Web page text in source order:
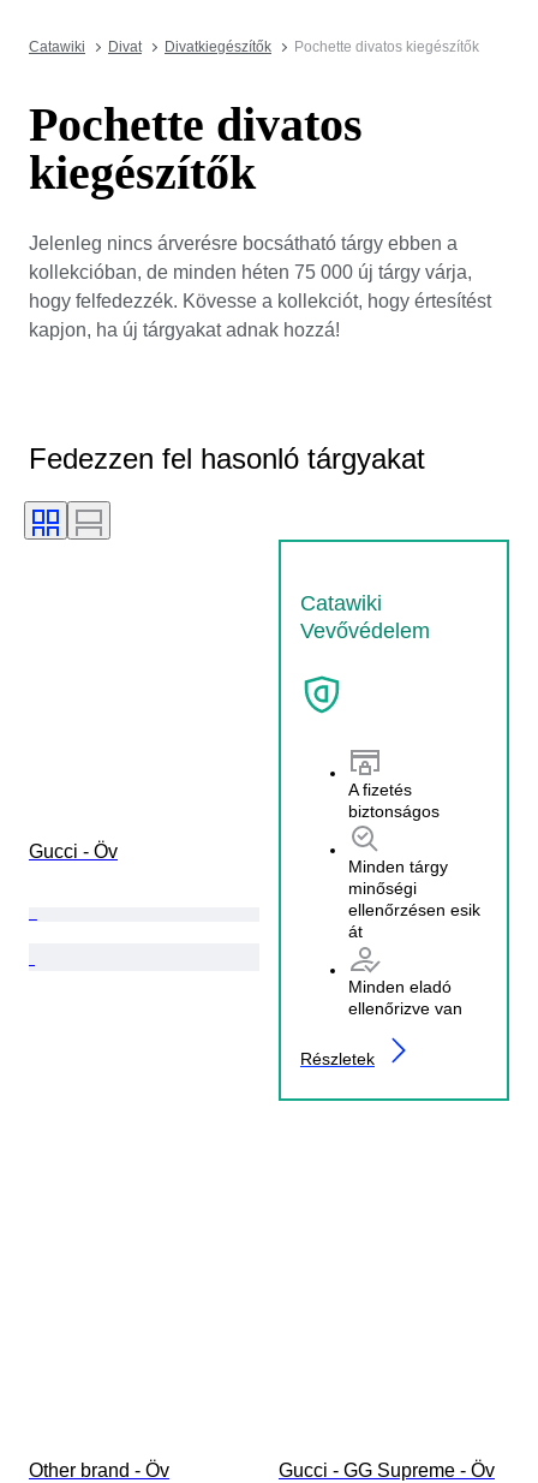
Catawiki Divat Divatkiegészítők Pochette divatos kiegészítők
Pochette divatos
kiegészítők
Jelenleg nincs árverésre bocsátható tárgy ebben a
kollekcióban, de minden héten 75 000 új tárgy várja,
hogy felfedezzék. Kövesse a kollekciót, hogy értesítést
kapjon, ha új tárgyakat adnak hozzá!
Fedezzen fel hasonló tárgyakat
Catawiki
Vevővédelem
A fizetés
biztonságos
Minden tárgy
minőségi
ellenőrzésen esik
át
Minden eladó
ellenőrizve van
Részletek
Gucci - Öv
Other brand - Öv Gucci - GG Supreme - Öv